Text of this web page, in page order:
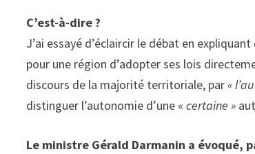
C’est-à-dire ?
J’ai essayé d’éclaircir le débat en
pour une région d’adopter ses lois
discours de la majorité territoriale, par«
distinguer l’autonomie d’une «certaine »
Le ministre Gérald Darmanin a évoqué,